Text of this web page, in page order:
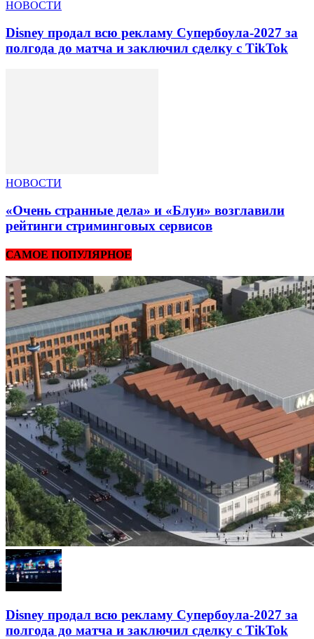
НОВОСТИ
Disney продал всю рекламу Супербоула-2027 за
полгода до матча и заключил сделку с TikTok
НОВОСТИ
«Очень странные дела» и «Блуи» возглавили
рейтинги стриминговых сервисов
САМОЕ ПОПУЛЯРНОЕ
Disney продал всю рекламу Супербоула-2027 за
полгода до матча и заключил сделку с TikTok